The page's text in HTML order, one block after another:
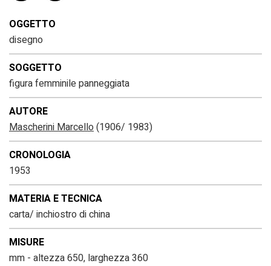
OGGETTO
disegno
SOGGETTO
figura femminile panneggiata
AUTORE
Mascherini Marcello(1906/ 1983)
CRONOLOGIA
1953
MATERIA E TECNICA
carta/ inchiostro di china
MISURE
mm - altezza 650, larghezza 360